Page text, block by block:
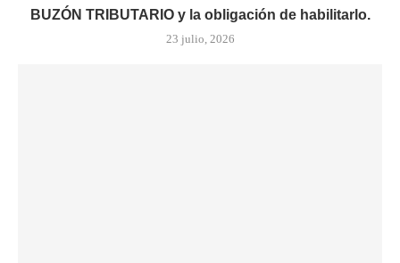
BUZÓN TRIBUTARIO y la obligación de habilitarlo.
23 julio, 2026